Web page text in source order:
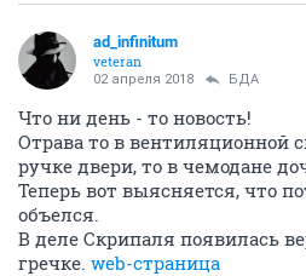
ad_infinitum
veteran
02 апреля 2018 БДА
Что ни день - то новость!
Отрава то в вентиляционной
ручке двери, то в чемодане
Теперь вот выясняется, что
объелся.
В деле Скрипаля появилась
гречке. web-страница